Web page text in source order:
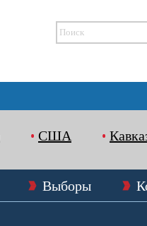
США
Выборы